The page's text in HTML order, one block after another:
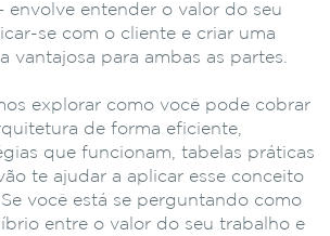
envolve entender o valor do seu
se com o cliente e criar uma
vantajosa para ambas as partes.
explorar como você pode cobrar
de forma eficiente,
que funcionam, tabelas práticas
te ajudar a aplicar esse conceito
você está se perguntando como
entre o valor do seu trabalho e